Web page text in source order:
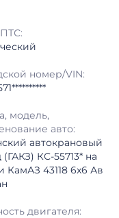
08:14 МСК
08:04 МСК
торгиномер/VIN:
модель,
авто:
автокрановый
(ГАКЗ) КС-55713* на
КамАЗ 43118 6x6 Ав
двигателя: